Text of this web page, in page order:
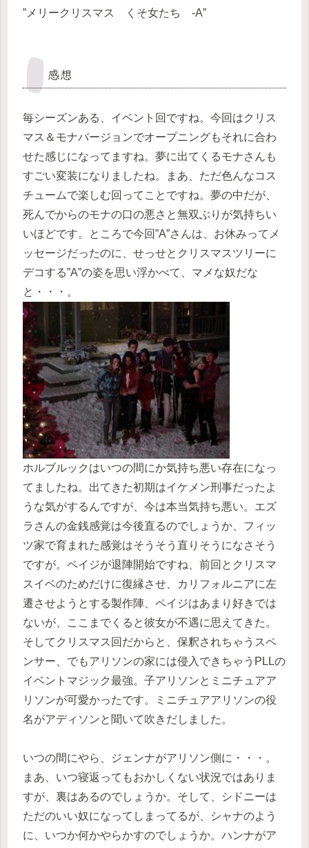
”メリークリスマス くそ女たち -A”
感想
毎シーズンある、イベント回ですね。今回はクリス
マス＆モナバージョンでオープニングもそれに合わ
せた感じになってますね。夢に出てくるモナさんも
すごい変装になりましたね。まあ、ただ色んなコス
チュームで楽しむ回ってことですね。夢の中だが、
死んでからのモナの口の悪さと無双ぶりが気持ちい
いほどです。ところで今回”A”さんは、お休みってメ
ッセージだったのに、せっせとクリスマスツリーに
デコする”A”の姿を思い浮かべて、マメな奴だな
と・・・。
ホルブルックはいつの間にか気持ち悪い存在になっ
てましたね。出てきた初期はイケメン刑事だったよ
うな気がするんですが、今は本当気持ち悪い。エズ
ラさんの金銭感覚は今後直るのでしょうか、フィッ
ツ家で育まれた感覚はそうそう直りそうになさそう
ですが。ペイジが退陣開始ですね、前回とクリスマ
スイベのためだけに復縁させ、カリフォルニアに左
遷させようとする製作陣、ペイジはあまり好きでは
ないが、ここまでくると彼女が不遇に思えてきた。
そしてクリスマス回だからと、保釈されちゃうスペ
ンサー、でもアリソンの家には侵入できちゃうPLLの
イベントマジック最強。子アリソンとミニチュアア
リソンが可愛かったです。ミニチュアアリソンの役
名がアディソンと聞いて吹きだしました。
いつの間にやら、ジェンナがアリソン側に・・・。
まあ、いつ寝返ってもおかしくない状況ではありま
すが、裏はあるのでしょうか。そして、シドニーは
ただのいい奴になってしまってるが、シャナのよう
に、いつか何かやらかすのでしょうか。ハンナがア